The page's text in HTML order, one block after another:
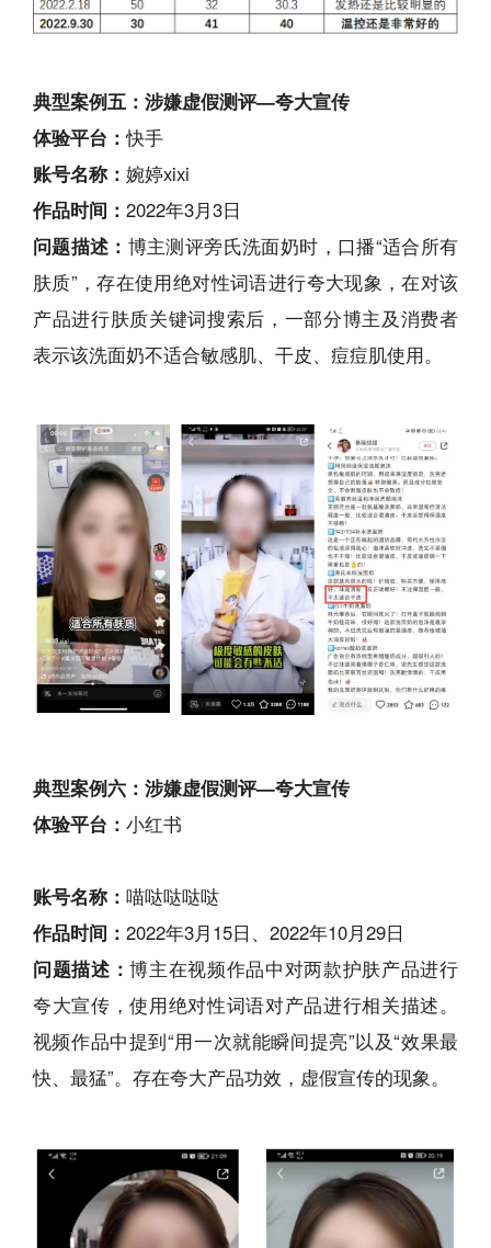
典型案例五：涉嫌虚假测评—夸大宣传
体验平台：快手
账号名称： 婉婷xixi
作品时间： 2022年3月3日
问题描述： 博主测评旁氏洗面奶时，口播“适合所有
肤质”，存在使用绝对性词语进行夸大现象，在对该
产品进行肤质关键词搜索后，一部分博主及消费者
表示该洗面奶不适合敏感肌、干皮、痘痘肌使用。
典型案例六：涉嫌虚假测评—夸大宣传
体验平台： 小红书
账号名称： 喵哒哒哒哒
作品时间： 2022年3月15日、2022年10月29日
问题描述：博主在视频作品中对两款护肤产品进行
夸大宣传，使用绝对性词语对产品进行相关描述。
视频作品中提到“用一次就能瞬间提亮”以及“效果最
快、最猛”。存在夸大产品功效，虚假宣传的现象。